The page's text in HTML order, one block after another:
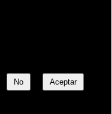
No Aceptar
en uno
del cine
y dejando
detrás
Park